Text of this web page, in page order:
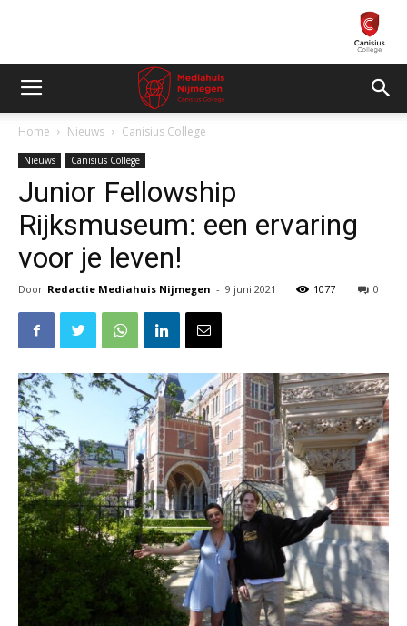
Home Nieuws Canisius College
Nieuws Canisius College
Junior Fellowship
Rijksmuseum: een ervaring
voor je leven!
Door Redactie Mediahuis Nijmegen - 9 juni 2021 1077 0